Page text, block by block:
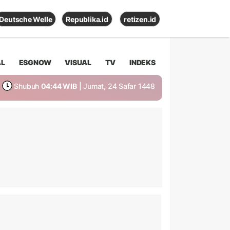
Deutsche Welle Republika.id retizen.id
ESGNOW VISUAL TV INDEKS
Shubuh 04:44 WIB | Jumat, 24 Safar 1448